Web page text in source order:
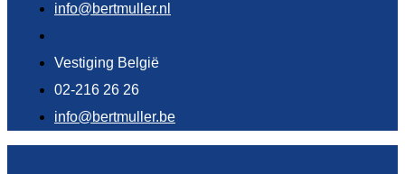
info@bertmuller.nl
Vestiging België
02-216 26 26
info@bertmuller.be